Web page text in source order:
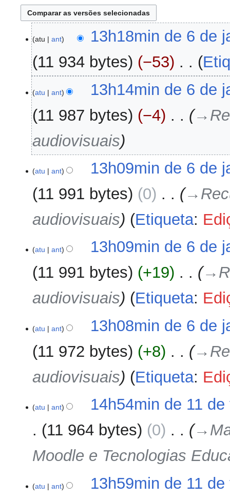
de
janeiro
2026
atu ant
13h18min de 6 de
11 934 bytes
−53
e
r
e
s
u
o
e
e
d
i
ã
atu ant
13h14min de 6 de
11 987 bytes
−4
audiovisuais
atu ant
13h09min de 6 de
11 991 bytes
0
audiovisuais
Etiqueta:
atu ant
13h09min de 6 de
11 991 bytes
+19
audiovisuais
Etiqueta:
atu ant
13h08min de 6 de
11 972 bytes
+8
audiovisuais
Etiqueta:
de
fevereiro
atu ant
14h54min de 11
11 964 bytes
0
Moodle e Tecnologias
atu ant
13h59min de 11